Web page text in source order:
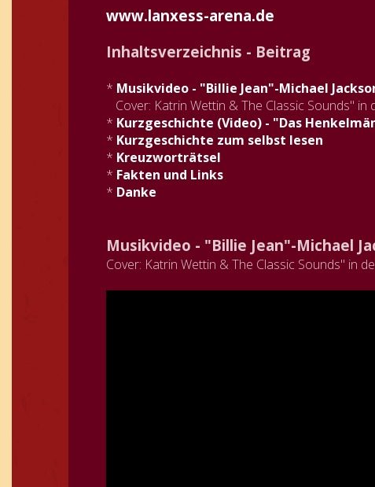
www.lanxess-arena.de
Inhaltsverzeichnis - Beitrag
* Musikvideo - "Billie Jean"-Michael
Cover: Katrin Wettin & The Classic Sounds" in
* Kurzgeschichte (Video) - "Das
* Kurzgeschichte zum selbst lesen
* Kreuzworträtsel
* Fakten und Links
* Danke
Musikvideo - "Billie Jean"-Michael
Cover: Katrin Wettin & The Classic Sounds" in